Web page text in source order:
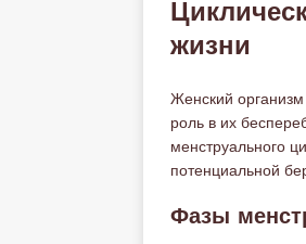
жизни
Женский
роль в их
менструального
потенциальной
Фазы